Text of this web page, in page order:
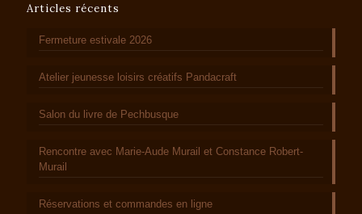
Articles récents
Fermeture estivale 2026
Atelier jeunesse loisirs créatifs Pandacraft
Salon du livre de Pechbusque
Rencontre avec Marie-Aude Murail et Constance Robert-
Murail
Réservations et commandes en ligne